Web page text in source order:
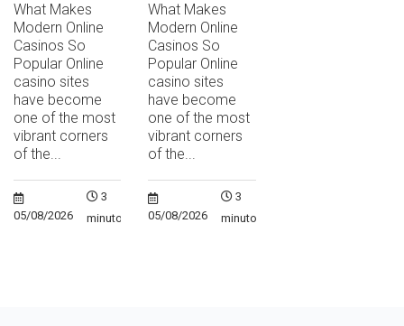
What Makes
Modern Online
Casinos So
Popular Online
casino sites
have become
one of the most
vibrant corners
of the...
05/08/2026
3
minutos
What Makes
Modern Online
Casinos So
Popular Online
casino sites
have become
one of the most
vibrant corners
of the...
05/08/2026
3
minutos